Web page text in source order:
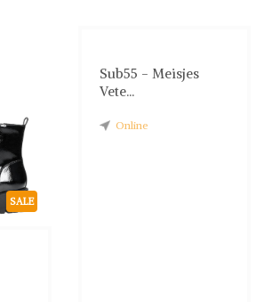
SALE
Sub55 - Meisjes
Vete...
Online